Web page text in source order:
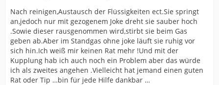
Nach reinigen,Austausch der Flüssigkeiten ect.Sie springt
an,jedoch nur mit gezogenem Joke dreht sie sauber hoch
.Sowie dieser rausgenommen wird,stirbt sie beim Gas
geben ab.Aber im Standgas ohne joke läuft sie ruhig vor
sich hin.Ich weiß mir keinen Rat mehr !Und mit der
Kupplung hab ich auch noch ein Problem aber das würde
ich als zweites angehen .Vielleicht hat jemand einen guten
Rat oder Tip …bin für jede Hilfe dankbar …